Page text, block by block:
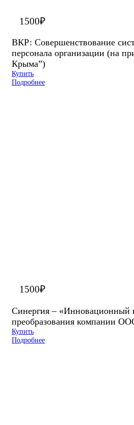
1500₽
ВКР: Совершенствование
персонала организации (на
Крыма”)
Купить
Подробнее
1500₽
Синергия – «Инновационный
преобразования компании
Купить
Подробнее